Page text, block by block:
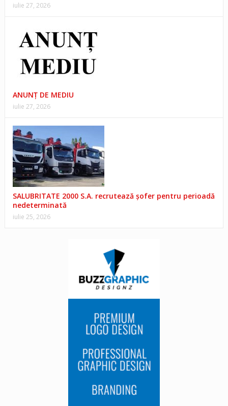
iulie 27, 2026
ANUNŢ DE MEDIU
iulie 27, 2026
SALUBRITATE 2000 S.A. recrutează șofer pentru perioadă
nedeterminată
iulie 25, 2026